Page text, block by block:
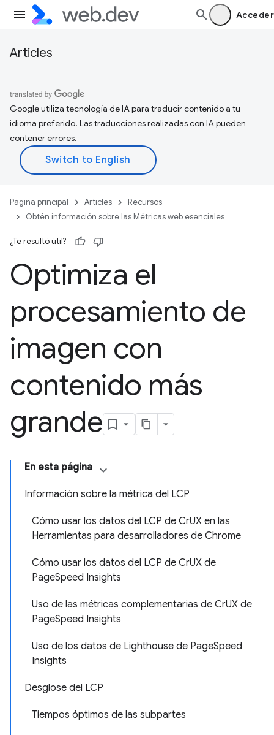
Acceder
Articles
Google utiliza tecnología de IA para traducir contenido a tu
idioma preferido. Las traducciones realizadas con IA pueden
contener errores.
Página principal Articles
Recursos
Obtén información sobre las Métricas web esenciales
¿Te resultó útil?
Optimiza el
procesamiento de
imagen con
contenido más
grande
En esta página
Información sobre la métrica del LCP
Cómo usar los datos del LCP de CrUX en las
Herramientas para desarrolladores de Chrome
Cómo usar los datos del LCP de CrUX de
PageSpeed Insights
Uso de las métricas complementarias de CrUX de
PageSpeed Insights
Uso de los datos de Lighthouse de PageSpeed
Insights
Desglose del LCP
Tiempos óptimos de las subpartes